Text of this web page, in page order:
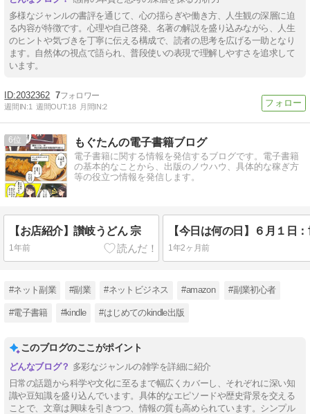
多様なジャンルの書評を通じて、心の揺らぎや働き方、人生観の深層に迫
る内容が特徴です。心理や自己啓発、名著の解説を盛り込みながら、人生
のヒントや気づきを丁寧に伝える構成で、読者の思考を広げる一助となり
ます。自然体の視点で語られ、普段使いの表現で理解しやすさを追求して
います。
2032362 7
週間IN:1 週間OUT:18 月間IN:2
6 もぐたんの電子書籍ブログ
電子書籍に関する情報を発信するブログです。電子書籍
の基本的なことから、出版のノウハウ、具体的な稼ぎ方
等の役立つ情報を発信します。
【お店紹介】讃岐うどん 宗
1年前 1年2ヶ月前
#ネット副業 #副業 #ネットビジネス #amazon #副業初心者
#電子書籍 #kindle #はじめてのkindle出版
このブログのここがポイント
多彩なジャンルの雑学を詳細に紹介
日常の話題から科学や文化に至るまで幅広くカバーし、それぞれに深い知
識や豆知識を盛り込んでいます。具体的なエピソードや歴史背景を交える
ことで、文章は興味を引きつつ、情報の質も高められています。シンプル